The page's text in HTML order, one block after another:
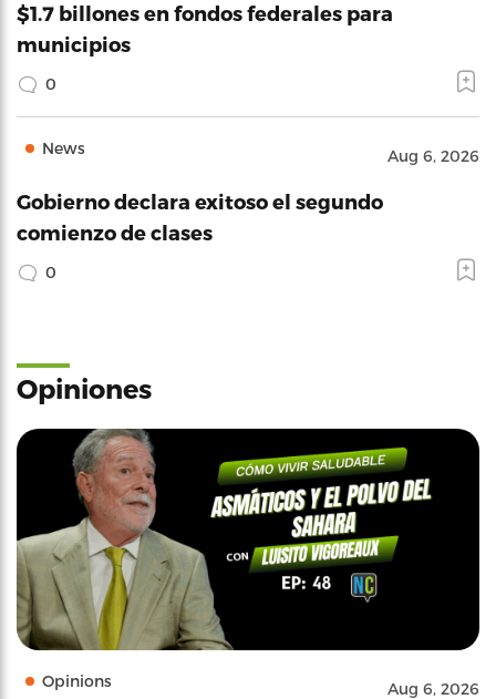
$1.7 billones en fondos federales para
municipios
0
News Aug 6, 2026
Gobierno declara exitoso el segundo
comienzo de clases
0
Opiniones
Opinions Aug 6, 2026